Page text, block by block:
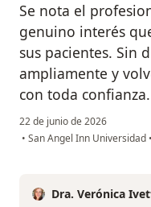
Se nota el
genuino interés
sus pacientes. Sin
ampliamente y
con toda confianza.
22 de junio de 2026
• San Angel Inn Universidad •
Dra. Verónica